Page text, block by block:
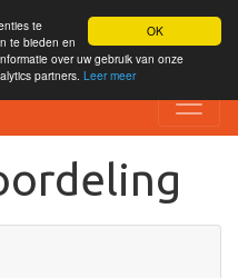
OK
te
te bieden en
over uw gebruik van onze
partners. Leer meer